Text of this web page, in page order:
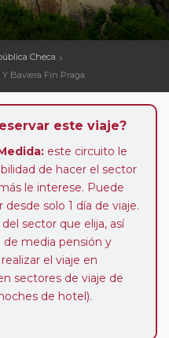
Checa
Baviera Fin Praga
este viaje?
este circuito le
de hacer el sector
le interese. Puede
desde solo 1 día de viaje.
sector que elija, así
media pensión y
el viaje en
sectores de viaje de
de hotel).
una o más paradas en